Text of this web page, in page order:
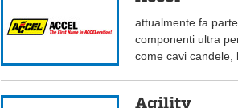
attualmente fa
componenti ultra
come cavi candele,
Agility